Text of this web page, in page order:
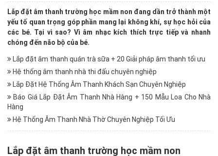
Lắp đặt âm thanh trường học mầm non đang dần trở thành một
yếu tố quan trọng góp phần mang lại không khí, sự học hỏi của
các bé. Tại vì sao? Vì âm nhạc kích thích trực tiếp và nhanh
chóng đến não bộ của bé.
Lắp đặt âm thanh quán trà sữa + 20 Giải pháp âm thanh tối ưu
Hệ thống âm thanh nhà thi đấu chuyên nghiệp
Lắp Đặt Hệ Thống Âm Thanh Khách Sạn Chuyên Nghiệp
Báo Giá Lắp Đặt Âm Thanh Nhà Hàng + 150 Mẫu Loa Cho Nhà
Hàng
Hệ Thống Âm Thanh Nhà Thờ Chuyên Nghiệp Tối Ưu
Lắp đặt âm thanh trường học mầm non